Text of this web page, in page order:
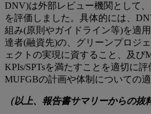
DNV)は外部レビュー機関として
を評価しました。具体的には、
組み(原則やガイドライン等)を適
達者(融資先)の、グリーンプロジ
ェクトの実現に資すること、及び
KPIs/SPTsを満たすことを適切に評
MUFGBの計画や体制についての
（以上、報告書サマリーからの抜